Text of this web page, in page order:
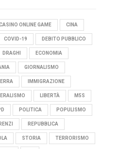
ONLINE GAME CINA
COVID-19 DEBITO PUBBLICO
DRAGHI ECONOMIA
GIORNALISMO
IMMIGRAZIONE
LIBERTÀ M5S
POLITICA POPULISMO
RENZI REPUBBLICA
STORIA TERRORISMO